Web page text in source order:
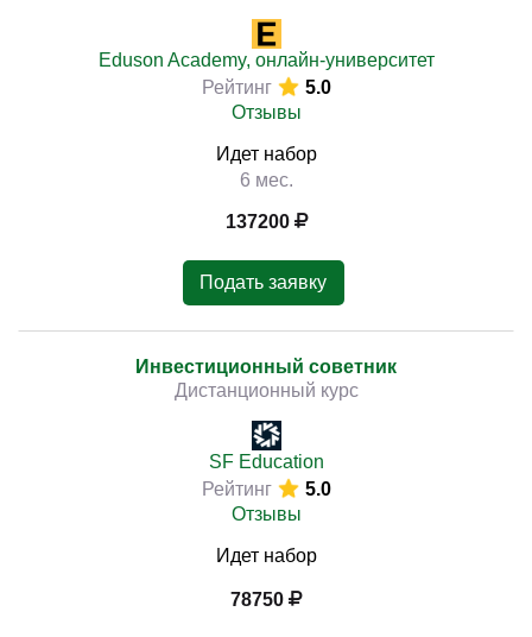
Eduson Academy, онлайн-университет
Рейтинг
5.0
Отзывы
Идет набор
6 мес.
137200
Подать заявку
Инвестиционный советник
Дистанционный курс
SF Education
Рейтинг
5.0
Отзывы
Идет набор
78750